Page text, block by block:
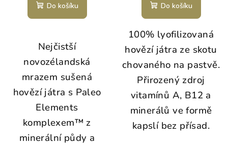
Do košíku
Nejčistší
novozélandská
mrazem sušená
hovězí játra s Paleo
Elements
komplexem™ z
minerální půdy a
Do košíku
100% lyofilizovaná
hovězí játra ze skotu
chovaného na pastvě.
Přirozený zdroj
vitamínů A, B12 a
minerálů ve formě
kapslí bez přísad.